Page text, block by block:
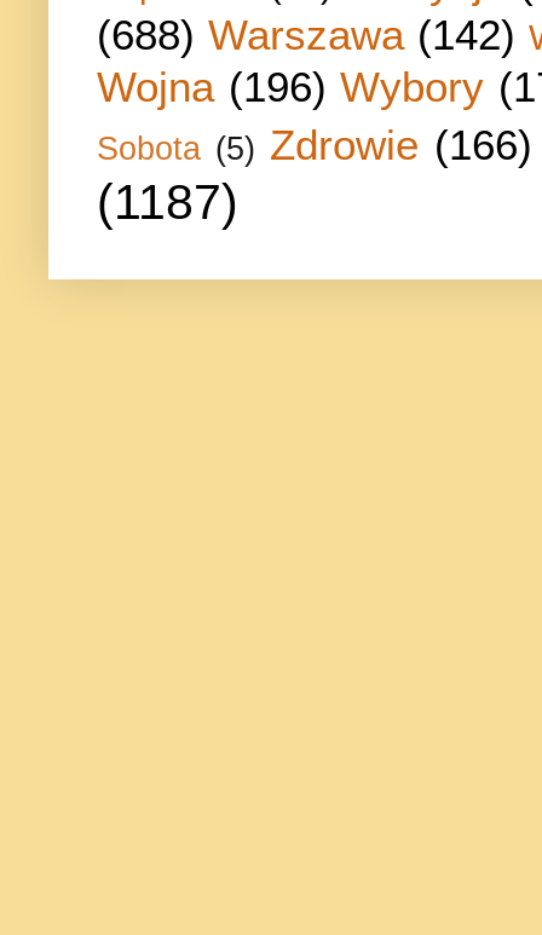
(688) Warszawa (142)
Wojna (196) Wybory
Sobota (5) Zdrowie (166)
(1187)